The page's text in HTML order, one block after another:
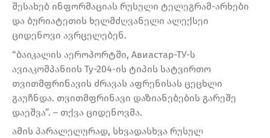
შესახებ ინფორმაციას რუსული ტელეგრამ-არხები
და ბურიატეთის ხელმძღვანელი ალექსეი
ციდენოვი ავრცელებენ.
“ბაიკალის აეროპორტში, Авиастар-ТУ-ს
ავიაკომპანიის Ту-204-ის ტიპის სატვირთო
თვითმფრინავის ძრავას აფრენისას ცეცხლი
გაუჩნდა. თვითმფრინავი დაზიანებების გარეშე
დაეშვა”. – თქვა ციდენოვმა.
ამის პარალელურად, სხვადასხვა რუსულ